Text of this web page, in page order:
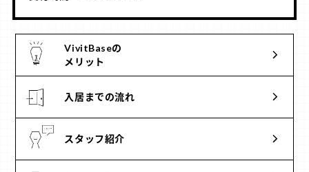
VivitBaseの
メリット
入居までの流れ
スタッフ紹介